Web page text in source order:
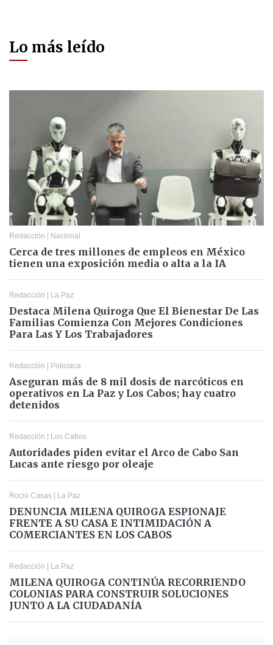
Lo más leído
Redacción | Nacional
Cerca de tres millones de empleos en México
tienen una exposición media o alta a la IA
Redacción | La Paz
Destaca Milena Quiroga Que El Bienestar De Las
Familias Comienza Con Mejores Condiciones
Para Las Y Los Trabajadores
Redacción | Policiaca
Aseguran más de 8 mil dosis de narcóticos en
operativos en La Paz y Los Cabos; hay cuatro
detenidos
Redacción | Los Cabos
Autoridades piden evitar el Arco de Cabo San
Lucas ante riesgo por oleaje
Rocio Casas | La Paz
DENUNCIA MILENA QUIROGA ESPIONAJE
FRENTE A SU CASA E INTIMIDACIÓN A
COMERCIANTES EN LOS CABOS
Redacción | La Paz
MILENA QUIROGA CONTINÚA RECORRIENDO
COLONIAS PARA CONSTRUIR SOLUCIONES
JUNTO A LA CIUDADANÍA